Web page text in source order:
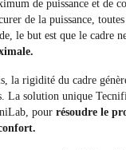
de puissance et de
de la puissance,
le but est que le cadre
la rigidité du cadre
La solution unique
pour résoudre le